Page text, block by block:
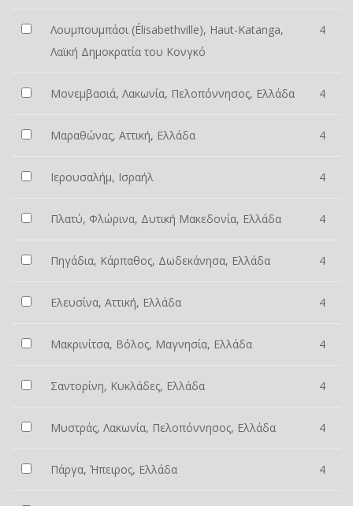
Λουμπουμπάσι (Élisabethville), Haut-Katanga,
Λαϊκή Δημοκρατία του Κονγκό
4
Μονεμβασιά, Λακωνία, Πελοπόννησος, Ελλάδα 4
Μαραθώνας, Αττική, Ελλάδα 4
Ιερουσαλήμ, Ισραήλ 4
Πλατύ, Φλώρινα, Δυτική Μακεδονία, Ελλάδα 4
Πηγάδια, Κάρπαθος, Δωδεκάνησα, Ελλάδα 4
Ελευσίνα, Αττική, Ελλάδα 4
Μακρινίτσα, Βόλος, Μαγνησία, Ελλάδα 4
Σαντορίνη, Κυκλάδες, Ελλάδα 4
Μυστράς, Λακωνία, Πελοπόννησος, Ελλάδα 4
Πάργα, Ήπειρος, Ελλάδα 4